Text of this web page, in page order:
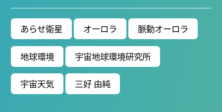
境医学研究所 (23)
進化 (23)
未来社会創造機構 (22)
宇宙 (21)
創薬科学研究科 (20)
シロイヌナズ
Research VIDEOS
あらせ衛星 オーロラ 脈動オーロラ
地球環境 宇宙地球環境研究所
宇宙天気 三好 由純